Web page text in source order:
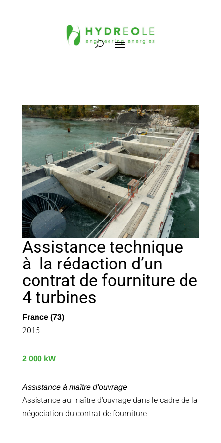
Assistance technique
à la rédaction d’un
contrat de fourniture de
4 turbines
France (73)
2015
2 000 kW
Assistance à maître d'ouvrage
Assistance au maître d’ouvrage dans le cadre de la
négociation du contrat de fourniture